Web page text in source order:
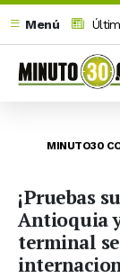
Menú
MINUTO30
¡Pruebas
Antioquia
terminal